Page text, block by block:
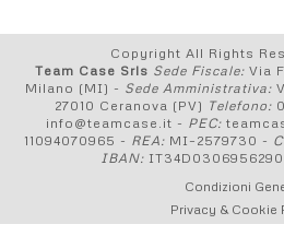
Copyright All Rights
Team Case Srls Sede Fiscale: Via
Milano (MI) - Sede Amministrativa:
27010 Ceranova (PV) Telefono:
info@teamcase.it - PEC:
11094070965 - REA: MI–2579730 -
IBAN:
Condizioni
Privacy & Cookie